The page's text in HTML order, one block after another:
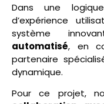
Dans une
d’expérience
système
automatisé, en
partenaire
dynamique.
Pour ce projet,